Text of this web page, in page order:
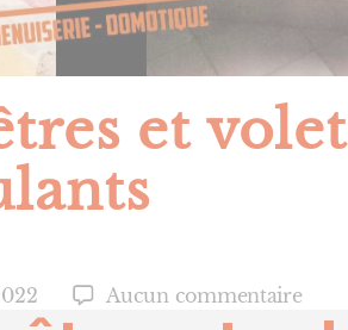
et
Aucun commentairesur